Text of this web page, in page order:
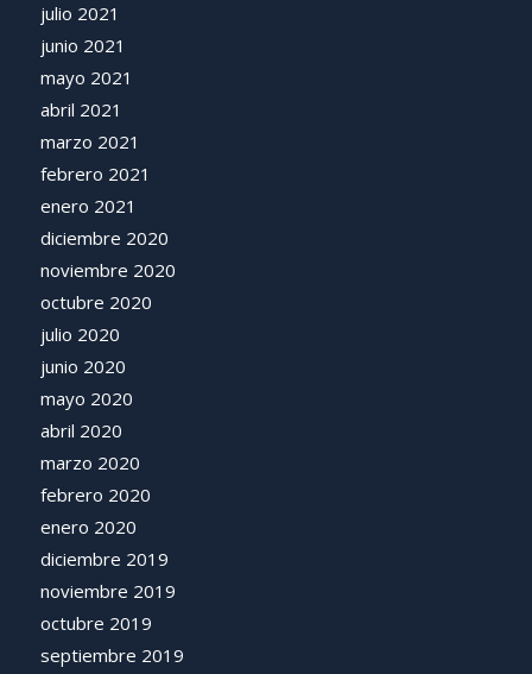
julio 2021
junio 2021
mayo 2021
abril 2021
marzo 2021
febrero 2021
enero 2021
diciembre 2020
noviembre 2020
octubre 2020
julio 2020
junio 2020
mayo 2020
abril 2020
marzo 2020
febrero 2020
enero 2020
diciembre 2019
noviembre 2019
octubre 2019
septiembre 2019